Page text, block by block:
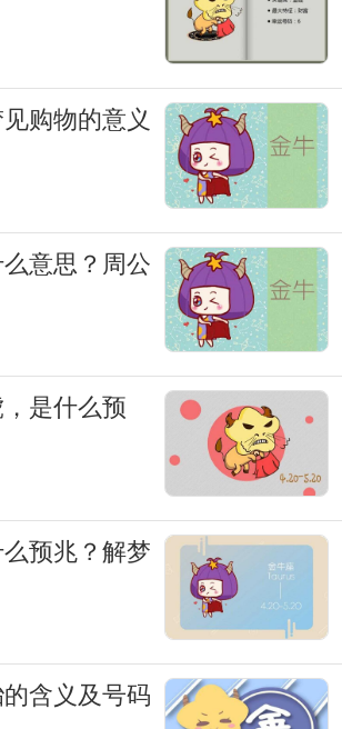
断裂需要综合考虑梦境的具
者的个人经历和情感状态。每
可能有所不同，关键在于通
后的象征意义来帮助我们更好
现实生活中的挑战和困境。
，虽然带有一定的不安和焦
们提供了一个审视自我和内
。通过接纳和理解梦境的暗
与他人的互动和沟通方式。
次遇到牙齿断裂的梦境时，
思考一下自己最近的情感状态
或许在梦的另一端，我们会找
的深刻见解。
，就像是在探索我们内心世界
为我们提供了一个了解自己
会。而真正的力量，则在于
购物的意义
意思？周公
是什么预
预兆？解梦
含义及号码